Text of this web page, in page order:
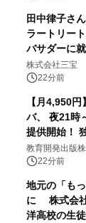
田中律子さ
ラートリー
バサダーに
株式会社三宝
22分前
【月4,950
バ、 夜21時
提供開始！
約取れない問
教育開発出版
22分前
地元の「も
に 株式会社
洋高校の生